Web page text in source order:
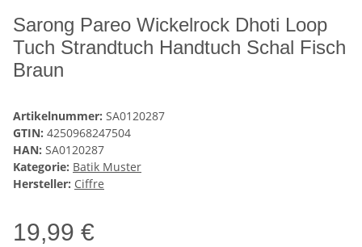
Sarong Pareo Wickelrock Dhoti Loop
Tuch Strandtuch Handtuch Schal Fisch
Braun
Artikelnummer: SA0120287
GTIN: 4250968247504
HAN: SA0120287
Kategorie: Batik Muster
Hersteller: Ciffre
19,99 €